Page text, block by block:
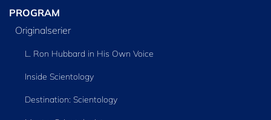
PROGRAM
Originalserier
L. Ron Hubbard in His Own Voice
Inside Scientology
Destination: Scientology